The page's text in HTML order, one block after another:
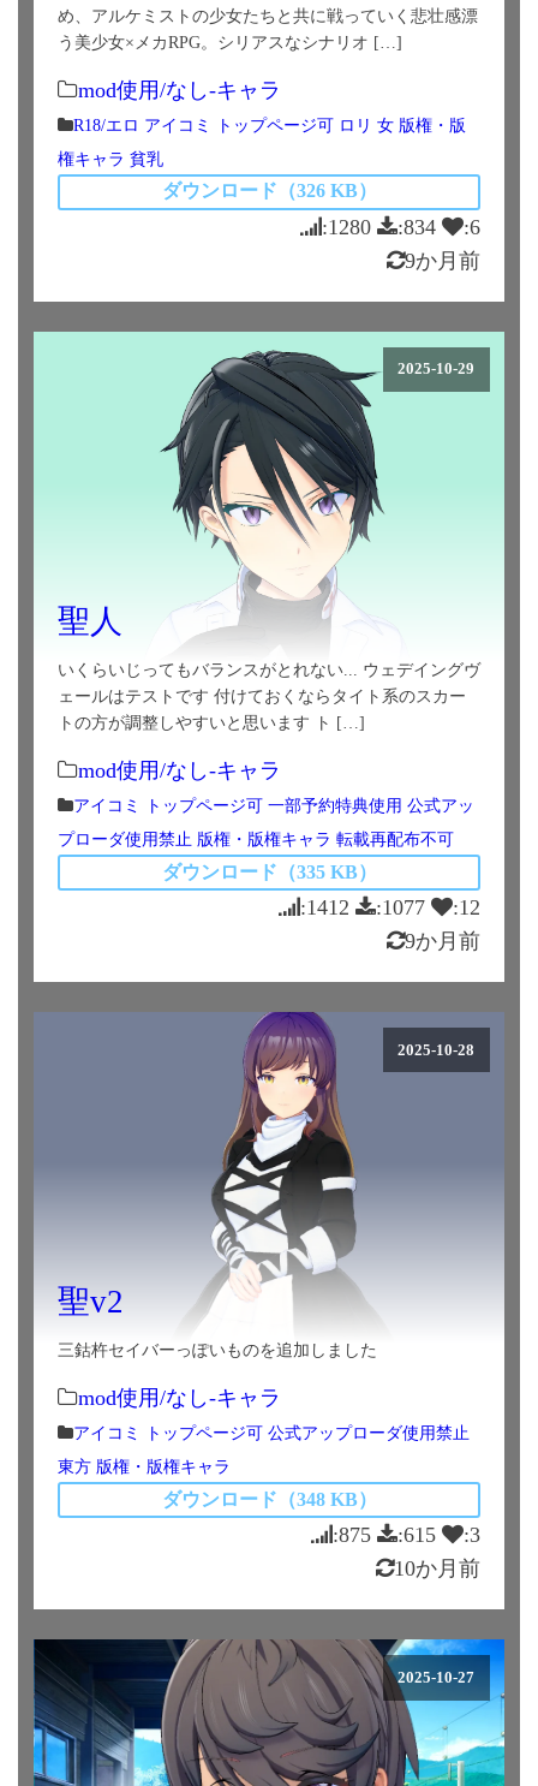
め、アルケミストの少女たちと共に戦っていく悲壮感漂
う美少女×メカRPG。シリアスなシナリオ […]
mod使用/なし-キャラ
R18/エロ アイコミ トップページ可 ロリ 女 版権・版
権キャラ 貧乳
ダウンロード（326 KB）
:1280 :834
:6
9か月前
2025-10-29
聖人
いくらいじってもバランスがとれない... ウェデイングヴ
ェールはテストです 付けておくならタイト系のスカー
トの方が調整しやすいと思います ト […]
mod使用/なし-キャラ
アイコミ トップページ可 一部予約特典使用 公式アッ
プローダ使用禁止 版権・版権キャラ 転載再配布不可
ダウンロード（335 KB）
:1412 :1077
:12
9か月前
2025-10-28
聖v2
三鈷杵セイバーっぽいものを追加しました
mod使用/なし-キャラ
アイコミ トップページ可 公式アップローダ使用禁止
東方 版権・版権キャラ
ダウンロード（348 KB）
:875 :615
:3
10か月前
2025-10-27